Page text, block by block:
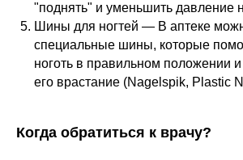
"поднять" и уменьшить давление
Шины для ногтей — В аптеке
специальные шины, которые
ноготь в правильном положении
его врастание (Nagelspik, Plastic
Когда обратиться к врачу?